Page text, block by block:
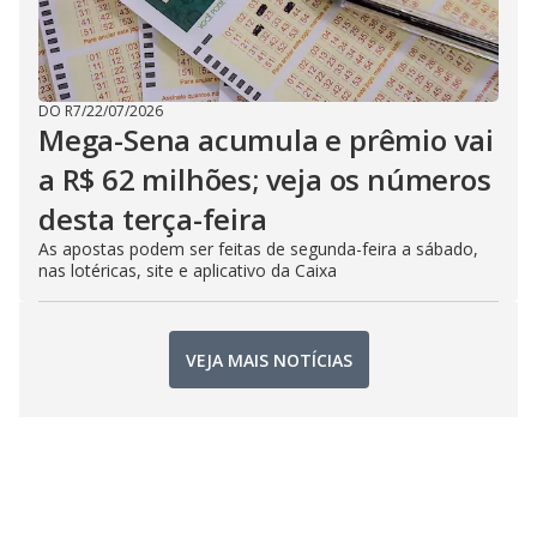
DO R7/22/07/2026
Mega-Sena acumula e prêmio vai
a R$ 62 milhões; veja os números
desta terça-feira
As apostas podem ser feitas de segunda-feira a sábado,
nas lotéricas, site e aplicativo da Caixa
VEJA MAIS NOTÍCIAS